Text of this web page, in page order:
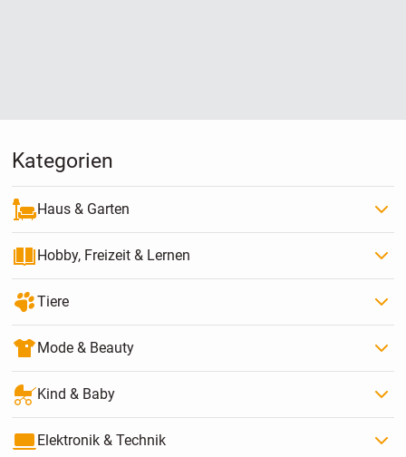
Kategorien
Haus & Garten
Hobby, Freizeit & Lernen
Tiere
Mode & Beauty
Kind & Baby
Elektronik & Technik